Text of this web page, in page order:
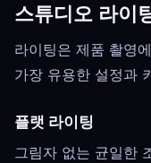
스튜디오 라이
라이팅은 제품 촬영
가장 유용한 설정과
플랫 라이팅
그림자 없는 균일한